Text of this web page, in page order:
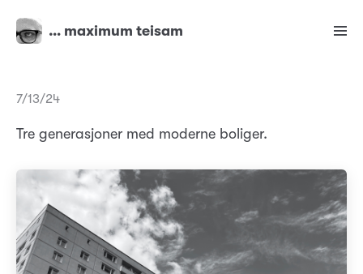
… maximum teisam
7/13/24
Tre generasjoner med moderne boliger.